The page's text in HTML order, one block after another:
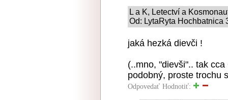
L a K, Letectví a
Od: LytaRyta Hochbatnica
jaká hezká dievči !
(..mno, "dievši".. tak
podobný, proste trochu
Odpovedať Hodnotiť: